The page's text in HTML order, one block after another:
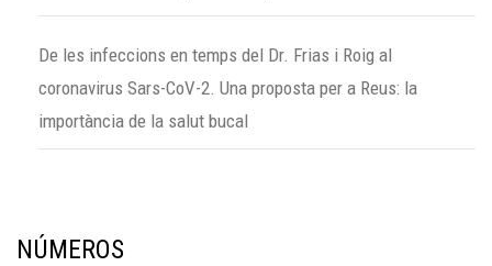
De les infeccions en temps del Dr. Frias i Roig al
coronavirus Sars-CoV-2. Una proposta per a Reus: la
importància de la salut bucal
NÚMEROS